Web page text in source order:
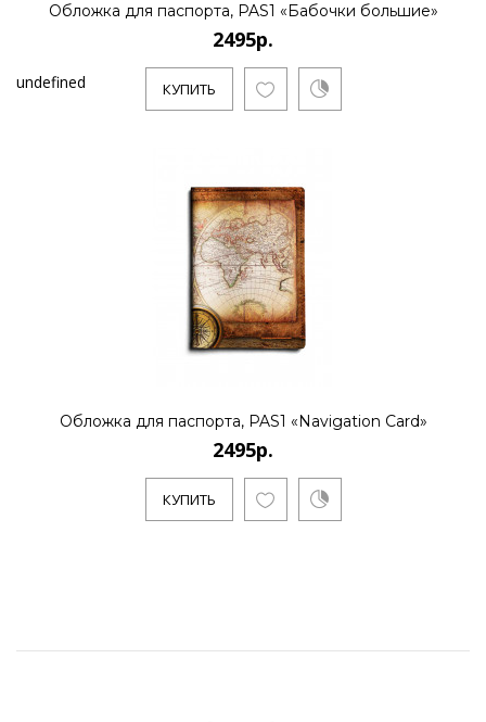
Обложка для паспорта, PAS1 «Бабочки большие»
2495р.
КУПИТЬ
undefined
Обложка для паспорта, PAS1 «Navigation Card»
2495р.
КУПИТЬ